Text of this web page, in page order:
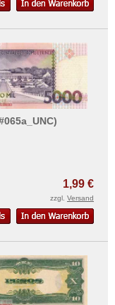
1,99 €
zzgl. Versand